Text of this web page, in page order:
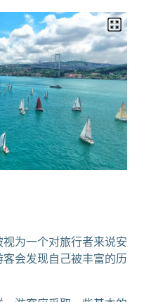
为一个对旅行者来说安
会发现自己被丰富的历